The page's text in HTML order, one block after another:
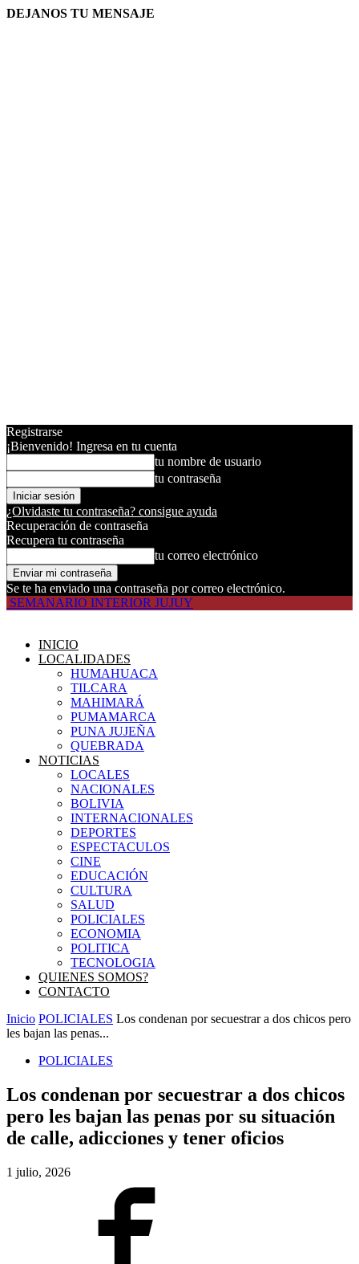
DEJANOS TU MENSAJE
Registrarse
¡Bienvenido! Ingresa en tu cuenta
tu nombre de usuario
tu contraseña
¿Olvidaste tu contraseña? consigue ayuda
Recuperación de contraseña
Recupera tu contraseña
tu correo electrónico
Se te ha enviado una contraseña por correo electrónico.
SEMANARIO INTERIOR JUJUY
INICIO
LOCALIDADES
HUMAHUACA
TILCARA
MAHIMARÁ
PUMAMARCA
PUNA JUJEÑA
QUEBRADA
NOTICIAS
LOCALES
NACIONALES
BOLIVIA
INTERNACIONALES
DEPORTES
ESPECTACULOS
CINE
EDUCACIÓN
CULTURA
SALUD
POLICIALES
ECONOMIA
POLITICA
TECNOLOGIA
QUIENES SOMOS?
CONTACTO
Inicio POLICIALES Los condenan por secuestrar a dos chicos pero
les bajan las penas...
POLICIALES
Los condenan por secuestrar a dos chicos
pero les bajan las penas por su situación
de calle, adicciones y tener oficios
1 julio, 2026